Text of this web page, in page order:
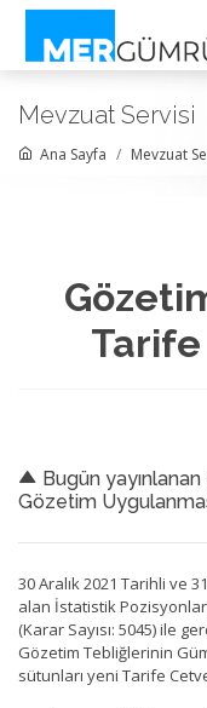
Mevzuat Servisi
Ana Sayfa Mevzuat
Bugün
Gözetim
30 Aralık 2021 Tarihli ve
alan İstatistik
(Karar Sayısı: 5045) ile
Gözetim Tebliğlerinin
sütunları yeni Tarife